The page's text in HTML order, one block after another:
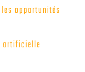
opportunités
artificielle